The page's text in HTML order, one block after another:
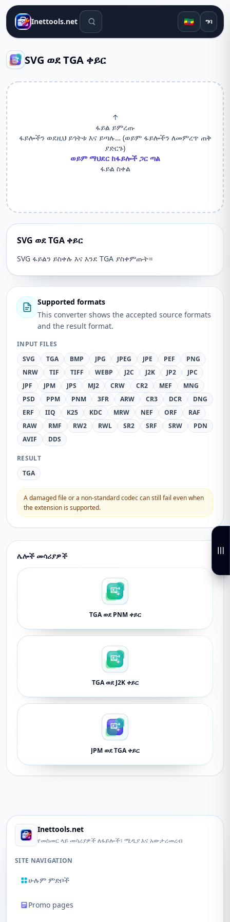
Inettools.net የፍለጋ መሳሪያዎች 🇪🇹 ግባ
SVG ወደ TGA ቀይር
↑
ፋይል ይምረጡ
ፋይሎችን ወደዚህ ይጎትቱ እና ይጣሉ… (ወይም ፋይሎችን ለመምረጥ ጠቅ
ያድርጉ)
ወይም ማህደር ከፋይሎች ጋር ጣል
ፋይል ስቀል
SVG ወደ TGA ቀይር
SVG ፋይልን ይስቀሉ እና እንደ TGA ያስቀምጡት።
Supported formats
This converter shows the accepted source formats
and the result format.
INPUT FILES
SVG
TGA BMP JPG JPEG JPE PEF
PNG
NRW
TIF TIFF WEBP J2C J2K JP2
JPC
JPF
JPM JPS MJ2 CRW CR2 MEF
MNG
PSD
PPM PNM 3FR ARW CR3 DCR
DNG
ERF
IIQ K25 KDC MRW NEF ORF
RAF
RAW
RMF RW2 RWL SR2 SRF SRW
PDN
AVIF
DDS
RESULT
TGA
A damaged file or a non-standard codec can still fail even when
the extension is supported.
ሌሎች መሳሪያዎች
TGA ወደ PNM ቀይር
TGA ወደ J2K ቀይር
JPM ወደ TGA ቀይር
Inettools.net
የመስመር ላይ መሳሪያዎች ለፋይሎች፣ ሚዲያ እና አውታረመረብ
SITE NAVIGATION
ሁሉም ምድቦች
Promo pages